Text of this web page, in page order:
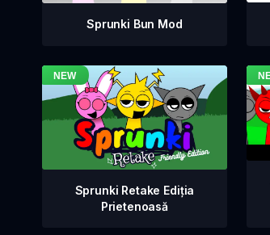
Sprunki Bun Mod
Sprunki Retake Ediția
Prietenoasă